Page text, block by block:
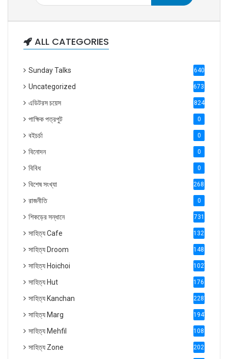
ALL CATEGORIES
Sunday Talks 640
Uncategorized 6738
এডিটরস চয়েস 824
পাক্ষিক পত্রপুট 0
বইচর্চা 0
বিনোদন 0
বিবিধ 0
বিশেষ সংখ্যা 2686
রাজনীতি 0
শিকড়ের সন্ধানে 731
সাহিত্য Cafe 1321
সাহিত্য Droom 1488
সাহিত্য Hoichoi 1027
সাহিত্য Hut 1769
সাহিত্য Kanchan 2287
সাহিত্য Marg 1947
সাহিত্য Mehfil 1088
সাহিত্য Zone 2028